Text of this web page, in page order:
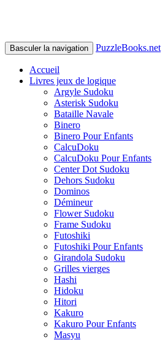
Basculer la navigation PuzzleBooks.net
Accueil
Livres jeux de logique
Argyle Sudoku
Asterisk Sudoku
Bataille Navale
Binero
Binero Pour Enfants
CalcuDoku
CalcuDoku Pour Enfants
Center Dot Sudoku
Dehors Sudoku
Dominos
Démineur
Flower Sudoku
Frame Sudoku
Futoshiki
Futoshiki Pour Enfants
Girandola Sudoku
Grilles vierges
Hashi
Hidoku
Hitori
Kakuro
Kakuro Pour Enfants
Masyu